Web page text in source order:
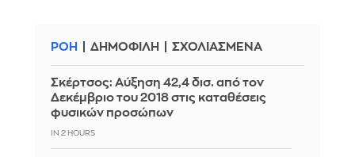
ΡΟΗ ΔΗΜΟΦΙΛΗ ΣΧΟΛΙΑΣΜΕΝΑ
Σκέρτσος: Αύξηση 42,4 δισ. από τον
Δεκέμβριο του 2018 στις καταθέσεις
φυσικών προσώπων
IN 2 HOURS